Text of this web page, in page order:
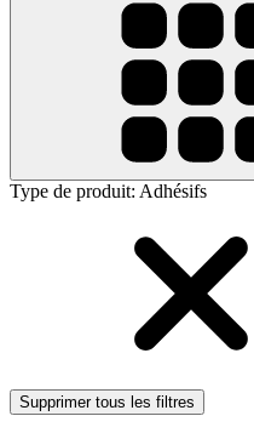
Type de produit: Adhésifs
Supprimer tous les filtres